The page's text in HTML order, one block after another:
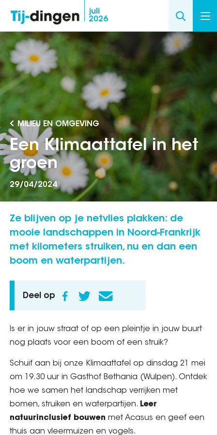
naar
de
inhoud
gaan
juli
2026
MILIEU EN OMGEVING
Een Klimaattafel in het
groen
29/04/2024
Ze blijven op je netvlies plakken: de
mooie landschappen in Noord-Frankrijk
met kilometers struiken, nu en dan een
boom en waterpartijen.
Deel op
Is er in jouw straat of op een pleintje in jouw buurt
nog plaats voor een boom of een struik?
Schuif aan bij onze Klimaattafel op dinsdag 21 mei
om 19.30 uur in Gasthof Bethania (Wulpen). Ontdek
hoe we samen het landschap verrijken met
bomen, struiken en waterpartijen. Leer
natuurinclusief bouwen met Acasus en geef een
thuis aan vleermuizen en vogels.